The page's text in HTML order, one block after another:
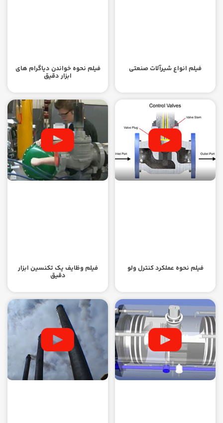
فیلم انواع شیرآلات صنعتی فیلم نحوه خواندن دیاگرام های
ابزار دقیق
فیلم نحوه عملکرد کنترل ولو فیلم وظایف یک تکنسین ابزار
دقیق